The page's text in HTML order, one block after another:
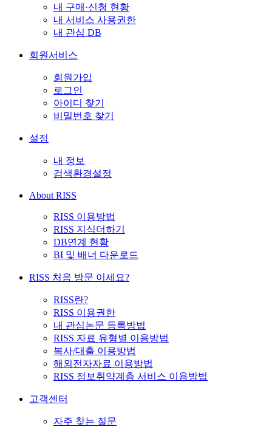
내 구매·신청 현황
내 서비스 사용권한
내 관심 DB
회원서비스
회원가입
로그인
아이디 찾기
비밀번호 찾기
설정
내 정보
검색환경설정
About RISS
RISS 이용방법
RISS 지식더하기
DB연계 현황
BI 및 배너 다운로드
RISS 처음 방문 이세요?
RISS란?
RISS 이용권한
내 관심논문 등록방법
RISS 자료 유형별 이용방법
복사/대출 이용방법
해외전자자료 이용방법
RISS 정보취약계층 서비스 이용방법
고객센터
자주 찾는 질문